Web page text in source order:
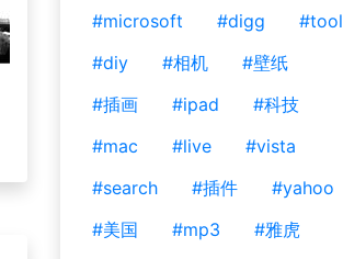
#microsoft
#digg
#tool
#diy
#相机
#壁纸
#插画
#ipad
#科技
#mac
#live
#vista
#search
#插件
#yahoo
#美国
#mp3
#雅虎